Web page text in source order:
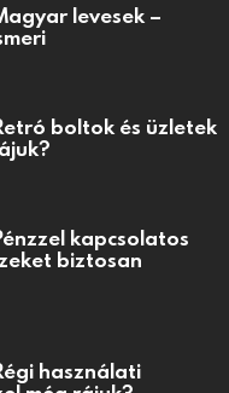
levesek –
boltok és üzletek
kapcsolatos
biztosan
használati